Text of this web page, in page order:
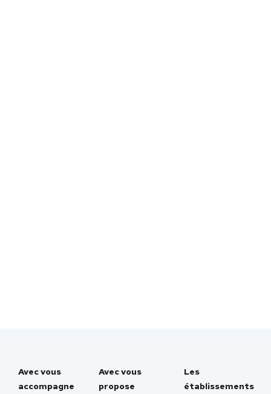
Avec vous
accompagne
Avec vous
propose
Les
établissements